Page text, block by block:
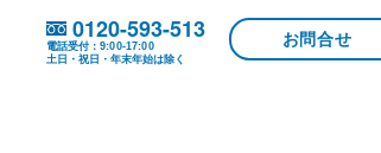
0120-593-513
電話受付：9:00-17:00
土日・祝日・年末年始は除く
お問合せ